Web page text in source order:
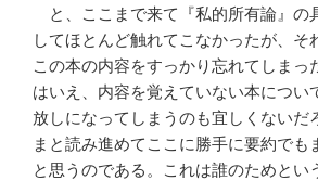
と、ここまで来て『私的所有論』の
してほとんど触れてこなかったが、そ
この本の内容をすっかり忘れてしまっ
はいえ、内容を覚えていない本につい
放しになってしまうのも宜しくないだ
まと読み進めてここに勝手に要約でも
と思うのである。これは誰のためとい